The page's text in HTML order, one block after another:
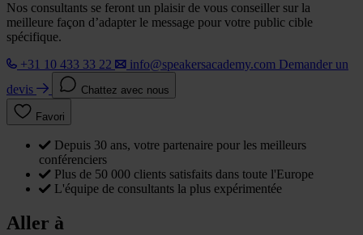
Nos consultants se feront un plaisir de vous conseiller sur la
meilleure façon d’adapter le message pour votre public cible
spécifique.
+31 10 433 33 22
info@speakersacademy.com Demander un
devis
Chattez avec nous
Favori
Depuis 30 ans, votre partenaire pour les meilleurs
conférenciers
Plus de 50 000 clients satisfaits dans toute l'Europe
L'équipe de consultants la plus expérimentée
Aller à